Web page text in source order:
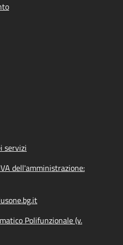
servizi
dell'amministrazione:
Polifunzionale (v.